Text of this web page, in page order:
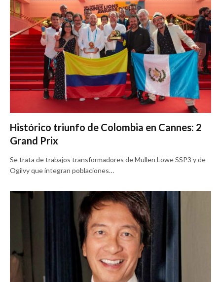
Histórico triunfo de Colombia en Cannes: 2
Grand Prix
Se trata de trabajos transformadores de Mullen Lowe SSP3 y de
Ogilvy que integran poblaciones…